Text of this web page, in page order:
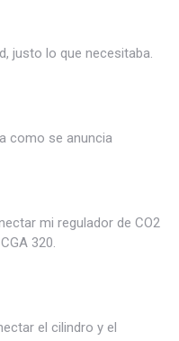
justo lo que necesitaba.
como se anuncia
mi regulador de CO2
320.
el cilindro y el